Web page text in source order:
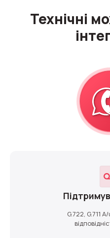
Технічні
G.722, G.711